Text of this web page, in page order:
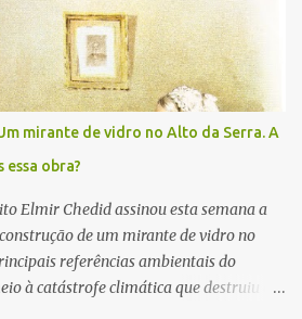
Para garantir a segurança dos
diversos trechos de rodovias e estradas
temporariamente ao longo da prova.
Pedro Penteado, em Serra Negra,
às 6h30. De acordo com o
e de todas as prefeituras envolvidas,
forma programada e os trechos serão
mirante de vidro no Alto da Serra. A
obra?
Elmir Chedid assinou esta semana a
de um mirante de vidro no
referências ambientais do
à catástrofe climática que destruiu o